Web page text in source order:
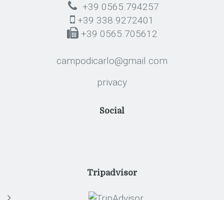
+39 0565.794257
+39 338.9272401
+39 0565.705612
campodicarlo@gmail.com
privacy
Social
Tripadvisor